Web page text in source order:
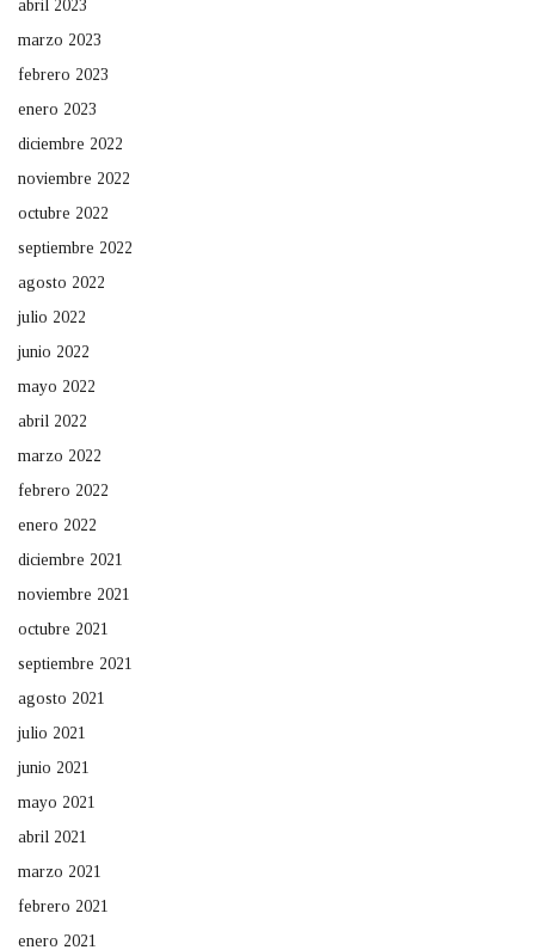
abril 2023
marzo 2023
febrero 2023
enero 2023
diciembre 2022
noviembre 2022
octubre 2022
septiembre 2022
agosto 2022
julio 2022
junio 2022
mayo 2022
abril 2022
marzo 2022
febrero 2022
enero 2022
diciembre 2021
noviembre 2021
octubre 2021
septiembre 2021
agosto 2021
julio 2021
junio 2021
mayo 2021
abril 2021
marzo 2021
febrero 2021
enero 2021